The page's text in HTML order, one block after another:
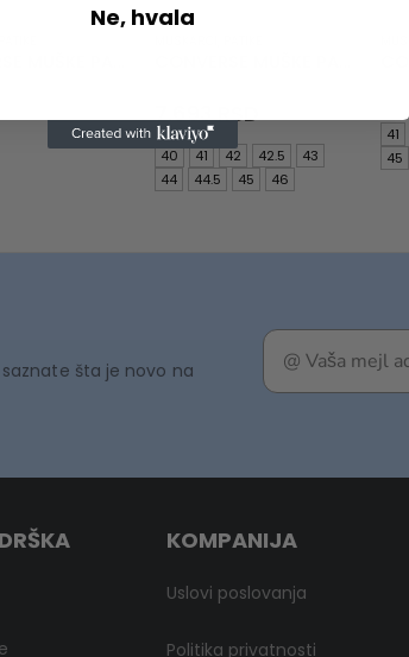
price
10.990 RSD.
7.693RSDCurrent
is:
7.693 RSD.
40 41 42 42.5
43
44
44.5 45 46
41
45
šta je novo na
KOMPANIJA
Uslovi poslovanja
Politika privatnosti
Ne, hvala